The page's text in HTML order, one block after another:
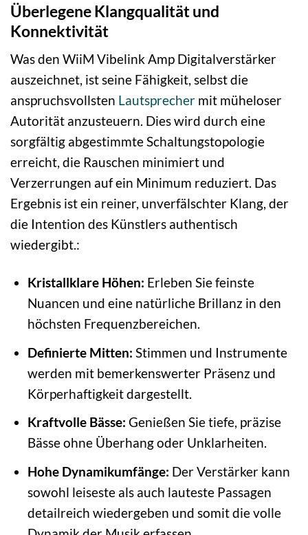
Überlegene Klangqualität und
Konnektivität
Was den WiiM Vibelink Amp Digitalverstärker
auszeichnet, ist seine Fähigkeit, selbst die
anspruchsvollsten Lautsprecher mit müheloser
Autorität anzusteuern. Dies wird durch eine
sorgfältig abgestimmte Schaltungstopologie
erreicht, die Rauschen minimiert und
Verzerrungen auf ein Minimum reduziert. Das
Ergebnis ist ein reiner, unverfälschter Klang, der
die Intention des Künstlers authentisch
wiedergibt.:
Kristallklare Höhen: Erleben Sie feinste
Nuancen und eine natürliche Brillanz in den
höchsten Frequenzbereichen.
Definierte Mitten: Stimmen und Instrumente
werden mit bemerkenswerter Präsenz und
Körperhaftigkeit dargestellt.
Kraftvolle Bässe: Genießen Sie tiefe, präzise
Bässe ohne Überhang oder Unklarheiten.
Hohe Dynamikumfänge: Der Verstärker kann
sowohl leiseste als auch lauteste Passagen
detailreich wiedergeben und somit die volle